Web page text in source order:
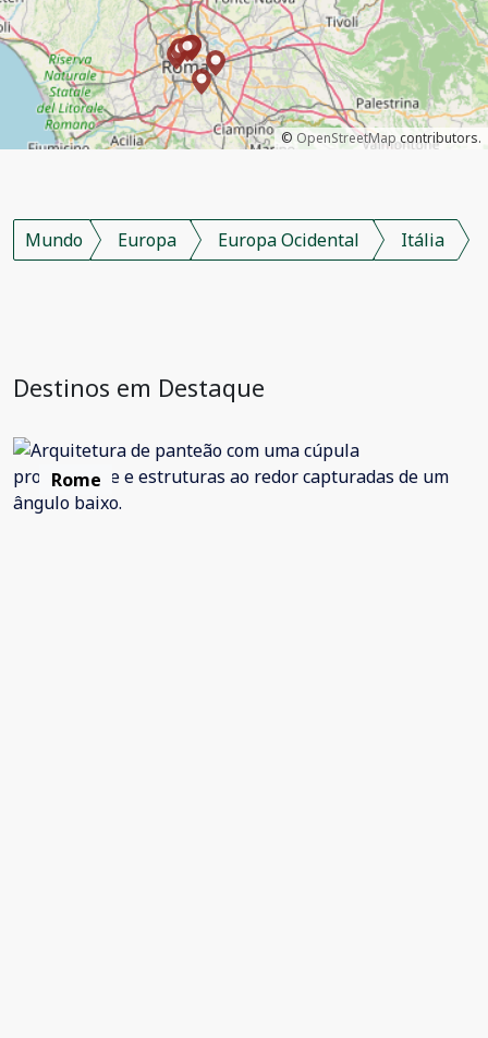
© OpenStreetMapcontributors.
Mundo Europa Europa Ocidental Itália
Destinos em Destaque
Rome